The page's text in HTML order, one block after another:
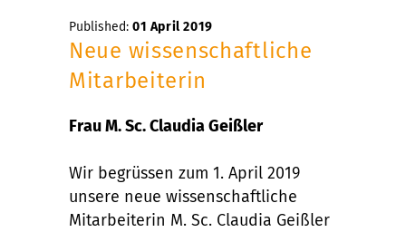
Published: 01 April 2019
Neue wissenschaftliche
Mitarbeiterin
Frau M. Sc. Claudia Geißler
Wir begrüssen zum 1. April 2019
unsere neue wissenschaftliche
Mitarbeiterin M. Sc. Claudia Geißler